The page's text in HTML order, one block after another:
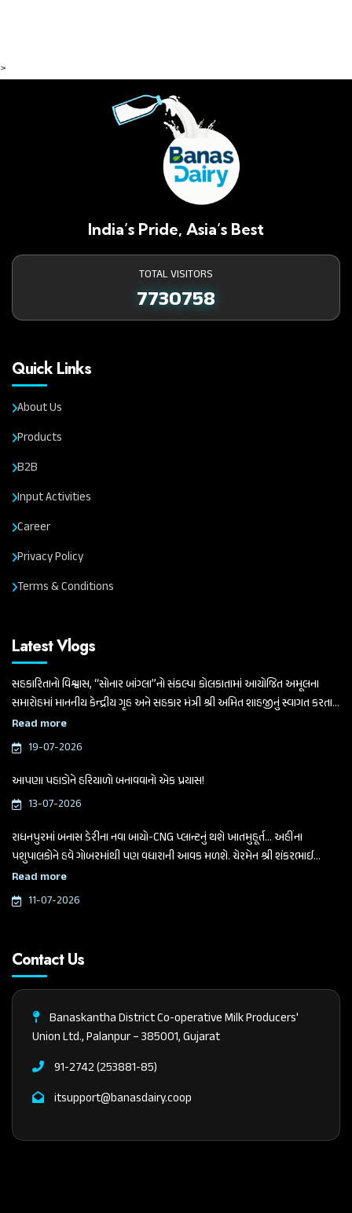
>
India’s Pride, Asia’s Best
TOTAL VISITORS
7730758
Quick Links
About Us
Products
B2B
Input Activities
Career
Privacy Policy
Terms & Conditions
Latest Vlogs
સહકારિતાનો વિશ્વાસ, “સોનાર બાંગ્લા”નો સંકલ્પ। કોલકાતામાં આયોજિત અમૂલના
સમારોહમાં માનનીય કેન્દ્રીય ગૃહ અને સહકાર મંત્રી શ્રી અમિત શાહજીનું સ્વાગત કરતા
ગુજરાત વિધાનસભાના માનનીય અધ્યક્ષ અને બનાસ ડેરીના ચેરમેન શ્રી શંકરભાઈ
ચૌધરી
Read more
19-07-2026
આપણા પહાડોને હરિયાળો બનાવવાનો એક પ્રયાસ!
13-07-2026
રાધનપુરમાં બનાસ ડેરીના નવા બાયો-CNG પ્લાન્ટનું થશે ખાતમુહૂર્ત... અહીંના
પશુપાલકોને હવે ગોબરમાંથી પણ વધારાની આવક મળશે. ચેરમેન શ્રી શંકરભાઈ
ચૌધરીએ આજે આ મહત્વપૂર્ણ જાહેરાત કરી.
Read more
11-07-2026
Contact Us
Banaskantha District Co-operative Milk Producers'
Union Ltd., Palanpur – 385001, Gujarat
91-2742 (253881-85)
itsupport@banasdairy.coop